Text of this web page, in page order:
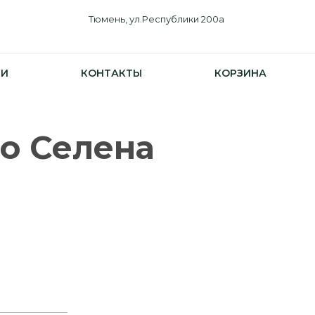
Тюмень, ул.Республики 200а
КОНТАКТЫ КОРЗИНА
Селена